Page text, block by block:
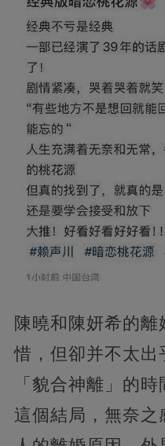
陳曉和陳妍希的
惜，但卻并不太出
「貌合神離」的
這個結局，無奈